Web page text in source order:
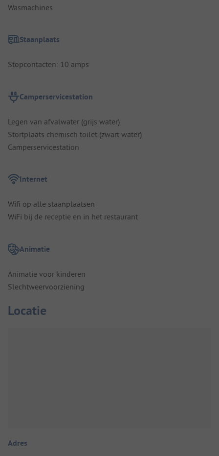
Wasmachines
Staanplaats
Stopcontacten: 10 amps
Camperservicestation
Legen van afvalwater (grijs water)
Stortplaats chemisch toilet (zwart water)
Camperservicestation
Internet
Wifi op alle staanplaatsen
WiFi bij de receptie en in het restaurant
Animatie
Animatie voor kinderen
Slechtweervoorziening
Locatie
Adres